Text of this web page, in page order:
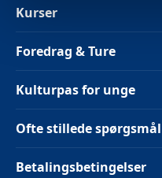
Kurser
Foredrag & Ture
Kulturpas for unge
Ofte stillede spørgsmål
Betalingsbetingelser